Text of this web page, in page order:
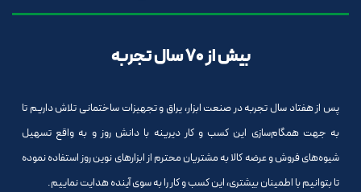
بیش از 70 سال تجربه
پس از هفتاد سال تجربه در صنعت ابزار، یراق و تجهیزات ساختمانی تلاش داریم تا
به جهت همگام‌سازی این کسب و کار دیرینه با دانش روز و به واقع تسهیل
شیوه‌های فروش و عرضه کالا به مشتریان محترم از ابزارهای نوین روز استفاده نموده
تا بتوانیم با اطمینان بیشتری، این کسب و کار را به سوی آینده هدایت نماییم.